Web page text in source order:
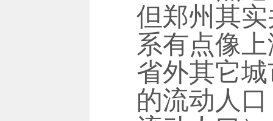
但郑州其
系有点像
省外其它
的流动人